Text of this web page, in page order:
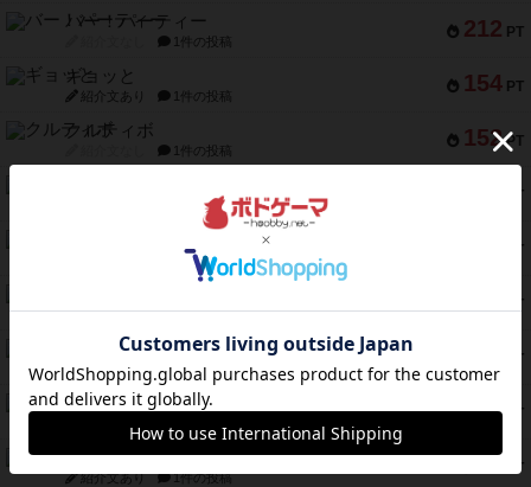
212 PT
バー！パーティー
1件の投稿
154 PT
ギョッと
紹介文あり 1件の投稿
152 PT
クルティボ
1件の投稿
PT
1件の投稿
PT
ドブル：ポケットモンスター
4件の投稿
PT
紹介文なし 5件の投稿
PT
ファースト・イン・フライト
紹介文あり 3件の投稿
88 PT
ダイススローン
PT
ガルフストライク
紹介文あり 1件の投稿